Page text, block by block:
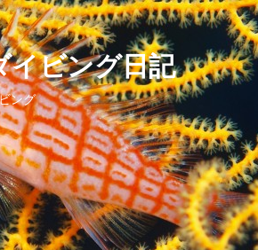
ビング日記
ング